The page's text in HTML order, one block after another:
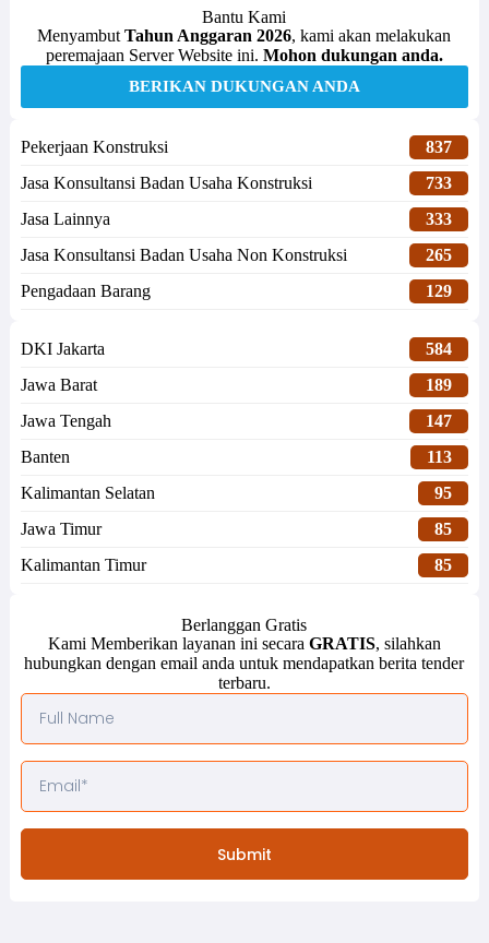
Bantu Kami
MenyambutTahun Anggaran 2026, kami akan melakukan
peremajaan Server Website ini. Mohon dukungan anda.
BERIKAN DUKUNGAN ANDA
Pekerjaan Konstruksi
837
Jasa Konsultansi Badan Usaha Konstruksi
733
Jasa Lainnya
333
Jasa Konsultansi Badan Usaha Non Konstruksi
265
Pengadaan Barang
129
DKI Jakarta
584
Jawa Barat
189
Jawa Tengah
147
Banten
113
Kalimantan Selatan
95
Jawa Timur
85
Kalimantan Timur
85
Berlanggan Gratis
Kami Memberikan layanan ini secara GRATIS, silahkan
hubungkan dengan email anda untuk mendapatkan berita tender
terbaru.
Submit